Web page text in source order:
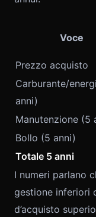
Voce
Prezzo acquisto
Carburante/
anni)
Manutenzione (5
Bollo (5 anni)
Totale 5 anni
I numeri parlano
gestione inferiori
d’acquisto